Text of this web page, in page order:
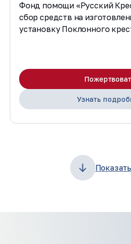
Фонд помощи «Русский
сбор средств на
установку Поклонного
Узнать